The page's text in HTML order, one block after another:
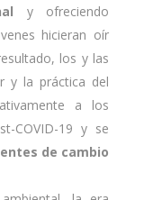
y ofreciendo
hicieran oír
los y las
y la práctica del
a los
COVID-19 y se
de cambio